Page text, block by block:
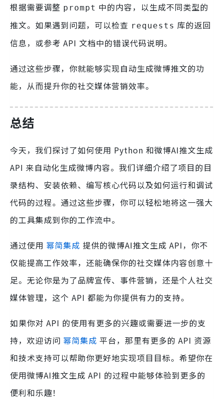
根据需要调整 prompt 中的内容，以生成不同类型的
推文。如果遇到问题，可以检查 requests 库的返回
信息，或参考 API 文档中的错误代码说明。
通过这些步骤，你就能够实现自动生成微博推文的功
能，从而提升你的社交媒体营销效率。
总结
今天，我们探讨了如何使用 Python 和微博AI推文生成
API 来自动化生成微博内容。我们详细介绍了项目的目
录结构、安装依赖、编写核心代码以及如何运行和调试
代码的过程。通过这些步骤，你可以轻松地将这一强大
的工具集成到你的工作流中。
通过使用 幂简集成 提供的微博AI推文生成 API，你不
仅能提高工作效率，还能确保你的社交媒体内容创意十
足。无论你是为了品牌宣传、事件营销，还是个人社交
媒体管理，这个 API 都能为你提供有力的支持。
如果你对 API 的使用有更多的兴趣或需要进一步的支
持，欢迎访问 幂简集成 平台，那里有更多的 API 资源
和技术支持可以帮助你更好地实现项目目标。希望你在
使用微博AI推文生成 API 的过程中能够体验到更多的
便利和乐趣！